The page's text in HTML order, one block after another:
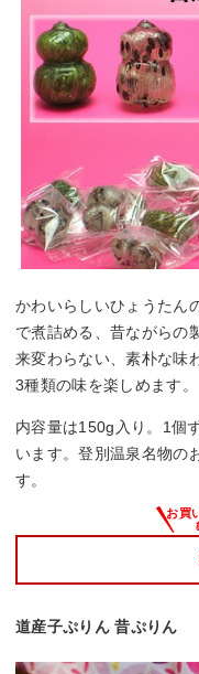
かわいらしいひょうたん
で煮詰める、昔ながらの
来変わらない、素朴な味
3種類の味を楽しめます。
内容量は150g入り。1個
います。登別温泉名物の
す。
道産子ぷりん 昔ぷりん